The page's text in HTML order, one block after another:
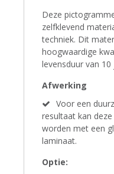
Deze
zelfklevend
techniek. Dit
hoogwaardige
levensduur van 10
Afwerking
Voor een
resultaat kan
worden met een
laminaat.
Optie: